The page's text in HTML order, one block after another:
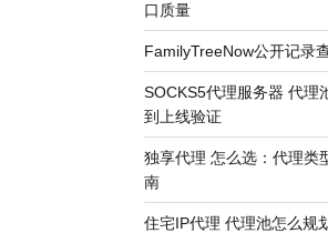
口质量
FamilyTreeNow公开记录
SOCKS5代理服务器 代理
到上线验证
独享代理 怎么选：代理类
南
住宅IP代理 代理池怎么规